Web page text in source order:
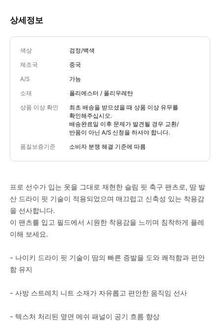
상세정보
색상 검정/백색
제조국 중국
A/S 가능
소재 폴리에스터 / 폴리우레탄
상품 이상 확인
최초 배송을 받으셨을 때 상품 이상 유무를
확인해주십시오.
배송완료일 이후 문제가 발견될 경우 교환/
반품이 아닌 A/S 신청을 하셔야 합니다.
품질보증기준 소비자 분쟁 해결 기준에 따름
프로 선수가 입는 옷을 그대로 재현한 슬림 핏 축구 팬츠로, 땀 발
산 드라이 핏 기술이 적용되었으며 매끄럽고 신축성 있는 착용감
을 선사합니다.
이 팬츠를 입고 필드에서 시원한 착용감을 느끼며 침착하게 플레
이해 보세요.
- 나이키 드라이 핏 기술이 땀의 빠른 증발을 도와 쾌적함과 편안
함 유지
- 사방 스트레치 니트 소재가 자유롭고 편안한 움직임 선사
- 텍스처 처리된 옆면 메쉬 패널이 공기 흐름 향상